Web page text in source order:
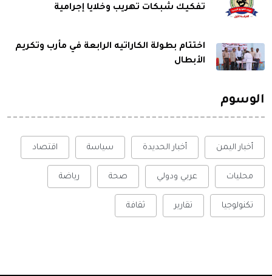
تفكيك شبكات تهريب وخلايا إجرامية
اختتام بطولة الكاراتيه الرابعة في مأرب وتكريم
الأبطال
الوسوم
أخبار اليمن أخبار الحديدة سياسة اقتصاد
محليات عربي ودولي صحة رياضة
تكنولوجيا تقارير ثقافة